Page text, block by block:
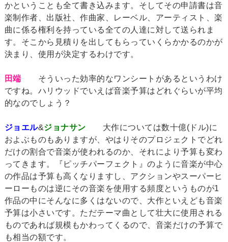
かということも全て書き込みます。そしてその申請書は音
楽制作者、出版社、作曲家、レーベル、アーティスト、楽
曲に係る権利を持っている全ての人達に対して送られま
す。そこから見積りを出してもらっていくらかかるのかが
決まり、使用が決定するわけです。
田端 そういった効率的なワンシートがあるというわけ
ですね。ハリウッドでいえば音楽予算はどれぐらいが平均
的なのでしょう？
ジョエル&ジョナサン 大作については数十億(ドル)に
およぶものもありますが、やはりそのプロジェクトでどれ
だけの割合で音楽が使われるのか、それにより予算も変わ
ってきます。『ピッチパーフェクト』のように音楽が中心
の作品は予算も高くなりますし、アクションやスーパーヒ
ーローものは逆にその音楽を使用する頻度というものが1
作品の中にそんなに多くはないので、大作といえども音楽
予算は小さいです。ただテーマ曲として壮大に使用される
ものであれば規模もかわってくるので、音楽だけの予算で
も相当の額です。